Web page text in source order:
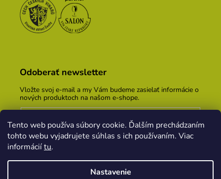
Tento web používa súbory cookie. Ďalším prechádzaním
tohto webu vyjadrujete súhlas s ich používaním. Viac
informáciítu.
Nastavenie
Odoberať newsletter
Vložte svoj e-mail a my Vám budeme zasielať informácie o
nových produktoch na našom e-shope.
Vložením e-mailu súhlasíte s podmienkami ochrany
osobných údajov
PRIHLÁSIŤ SA